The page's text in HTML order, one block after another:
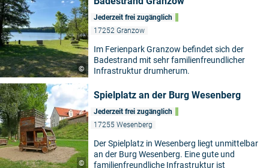
©
Jederzeit frei zugänglich
17252 Granzow
Im Ferienpark Granzow befindet sich der
Badestrand mit sehr familienfreundlicher
Infrastruktur drumherum.
©
Spielplatz an der Burg Wesenberg
Jederzeit frei zugänglich
17255 Wesenberg
Der Spielplatz in Wesenberg liegt unmittelbar
an der Burg Wesenberg. Eine gute und
familienfreundliche Infrastruktur ist